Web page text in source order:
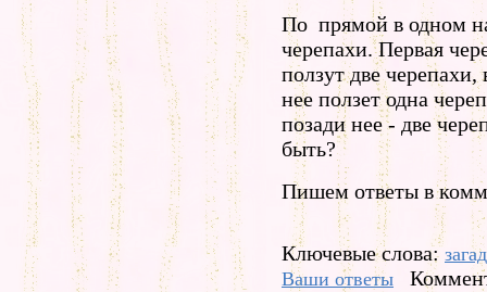
По прямой в одном
черепахи. Первая
ползут две черепахи,
нее ползет одна
позади нее - две
быть?
Пишем ответы в
Ключевые слова:
Ваши ответы